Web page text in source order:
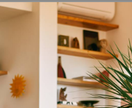
Aucun produit n'a été trouvé...